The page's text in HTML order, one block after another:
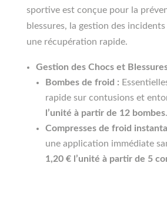
sportive est conçue pour la
blessures, la gestion des
une récupération rapide.
Gestion des Chocs et
Bombes de froid :
rapide sur contusions et
l’unité à partir de 12 bombes.
Compresses de froid
une application immédiate
1,20 € l’unité à partir de 5